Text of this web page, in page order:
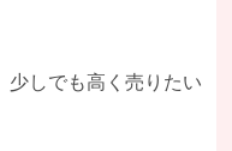
しでも高く売りたい